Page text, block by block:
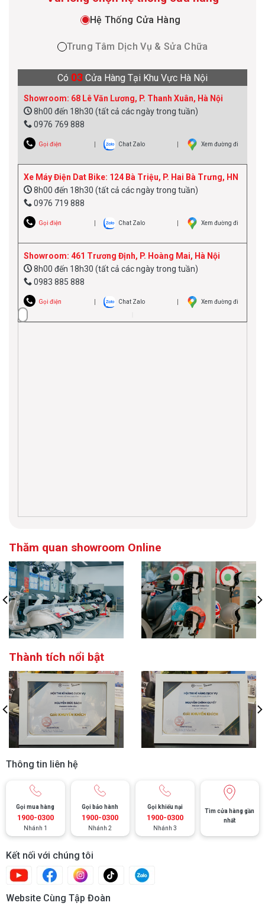
Hệ Thống Cửa Hàng
Trung Tâm Dịch Vụ & Sửa Chữa
Có 03 Cửa Hàng Tại Khu Vực Hà Nội
Showroom: 68 Lê Văn Lương, P. Thanh Xuân, Hà Nội
8h00 đến 18h30 (tất cả các ngày trong tuần)
0976 769 888
Gọi điện Chat Zalo Xem đường đi
Xe Máy Điện Dat Bike: 124 Bà Triệu, P. Hai Bà Trưng, HN
8h00 đến 18h30 (tất cả các ngày trong tuần)
0976 719 888
Gọi điện Chat Zalo Xem đường đi
Showroom: 461 Trương Định, P. Hoàng Mai, Hà Nội
8h00 đến 18h30 (tất cả các ngày trong tuần)
0983 885 888
Gọi điện Chat Zalo Xem đường đi
Thăm quan showroom Online
Thành tích nổi bật
Thông tin liên hệ
Gọi mua hàng
1900-0300
Nhánh 1
Gọi bảo hành
1900-0300
Nhánh 2
Gọi khiếu nại
1900-0300
Nhánh 3
Tìm cửa hàng gần
nhất
Kết nối với chúng tôi
Website Cùng Tập Đoàn